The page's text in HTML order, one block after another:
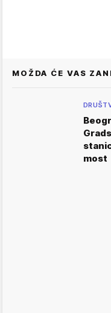
MOŽDA ĆE VAS
most